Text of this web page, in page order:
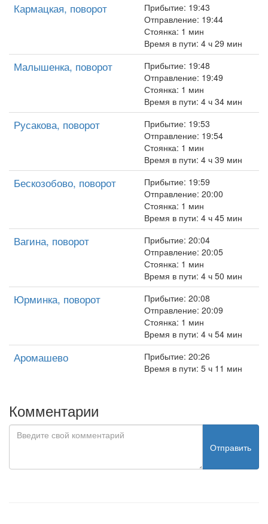
Кармацкая, поворот
Прибытие: 19:43
Отправление: 19:44
Стоянка: 1 мин
Время в пути: 4 ч 29 мин
Малышенка, поворот
Прибытие: 19:48
Отправление: 19:49
Стоянка: 1 мин
Время в пути: 4 ч 34 мин
Русакова, поворот
Прибытие: 19:53
Отправление: 19:54
Стоянка: 1 мин
Время в пути: 4 ч 39 мин
Бескозобово, поворот
Прибытие: 19:59
Отправление: 20:00
Стоянка: 1 мин
Время в пути: 4 ч 45 мин
Вагина, поворот
Прибытие: 20:04
Отправление: 20:05
Стоянка: 1 мин
Время в пути: 4 ч 50 мин
Юрминка, поворот
Прибытие: 20:08
Отправление: 20:09
Стоянка: 1 мин
Время в пути: 4 ч 54 мин
Аромашево
Прибытие: 20:26
Время в пути: 5 ч 11 мин
Комментарии
Отправить